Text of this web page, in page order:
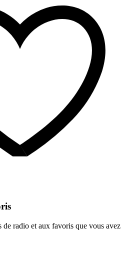
de radio et aux favoris que vous avez